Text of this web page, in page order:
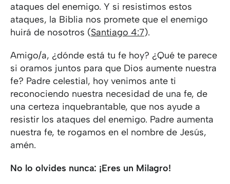
ataques del enemigo. Y si resistimos estos
ataques, la Biblia nos promete que el enemigo
huirá de nosotros (Santiago 4:7).
Amigo/a, ¿dónde está tu fe hoy? ¿Qué te parece
si oramos juntos para que Dios aumente nuestra
fe? Padre celestial, hoy venimos ante ti
reconociendo nuestra necesidad de una fe, de
una certeza inquebrantable, que nos ayude a
resistir los ataques del enemigo. Padre aumenta
nuestra fe, te rogamos en el nombre de Jesús,
amén.
No lo olvides nunca: ¡Eres un Milagro!